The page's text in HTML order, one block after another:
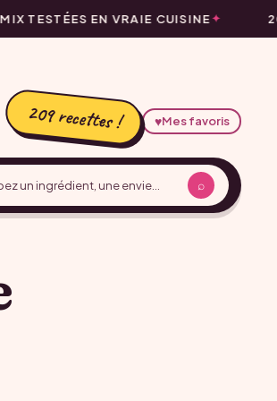
TESTÉES EN VRAIE CUISINE
209 recettes ! ♥Mes favoris
⌕